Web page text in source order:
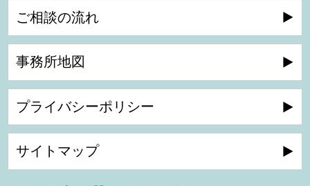
ご相談の流れ
事務所地図
プライバシーポリシー
サイトマップ